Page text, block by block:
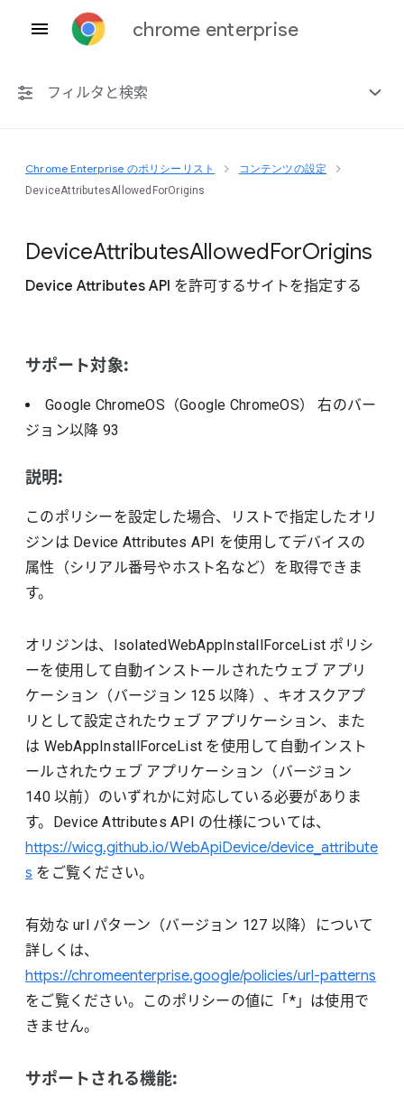
chrome enterprise
フィルタと検索
プラットフォーム共通
Chrome Enterprise のポリシーリスト コンテンツの設定
DeviceAttributesAllowedForOrigins
DeviceAttributesAllowedForOrigins
Device Attributes API を許可するサイトを指定する
サポート対象:
Google ChromeOS（Google ChromeOS）右のバー
ジョン以降 93
説明:
このポリシーを設定した場合、リストで指定したオリ
ジンは Device Attributes API を使用してデバイスの
属性（シリアル番号やホスト名など）を取得できま
す。
オリジンは、IsolatedWebAppInstallForceList ポリシ
ーを使用して自動インストールされたウェブ アプリ
ケーション（バージョン 125 以降）、キオスクアプ
リとして設定されたウェブ アプリケーション、また
は WebAppInstallForceList を使用して自動インスト
ールされたウェブ アプリケーション（バージョン
140 以前）のいずれかに対応している必要がありま
す。Device Attributes API の仕様については、
https://wicg.github.io/WebApiDevice/device_attribute
s をご覧ください。
有効な url パターン（バージョン 127 以降）について
詳しくは、
https://chromeenterprise.google/policies/url-patterns
をご覧ください。このポリシーの値に「*」は使用で
きません。
サポートされる機能: